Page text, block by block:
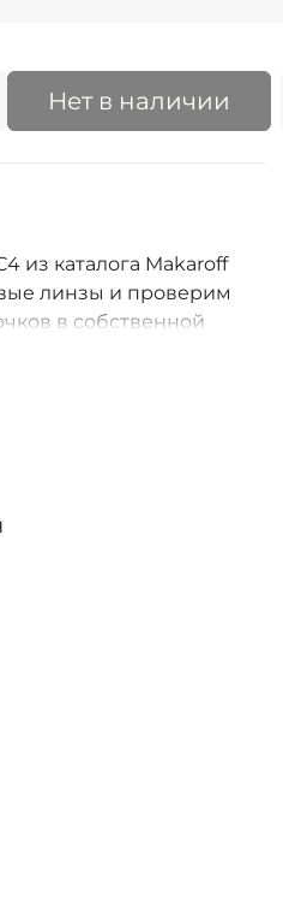
Нет в наличии
из каталога Makaroff
линзы и проверим
в собственной
дней, индивидуальные